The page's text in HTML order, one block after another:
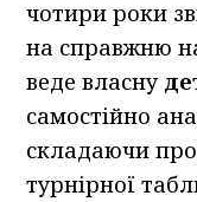
чотири роки
на справжню
веде власну
самостійно
складаючи
турнірної